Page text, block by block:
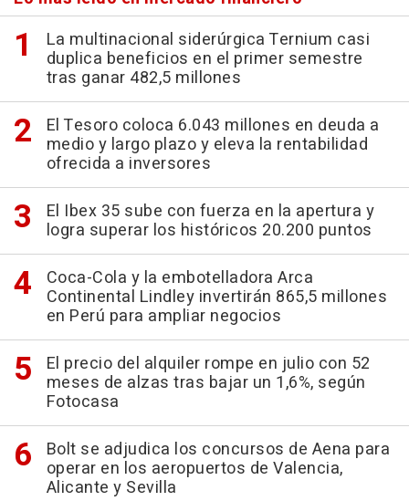
La multinacional siderúrgica Ternium casi
duplica beneficios en el primer semestre
tras ganar 482,5 millones
El Tesoro coloca 6.043 millones en deuda a
medio y largo plazo y eleva la rentabilidad
ofrecida a inversores
El Ibex 35 sube con fuerza en la apertura y
logra superar los históricos 20.200 puntos
Coca-Cola y la embotelladora Arca
Continental Lindley invertirán 865,5 millones
en Perú para ampliar negocios
El precio del alquiler rompe en julio con 52
meses de alzas tras bajar un 1,6%, según
Fotocasa
Bolt se adjudica los concursos de Aena para
operar en los aeropuertos de Valencia,
Alicante y Sevilla